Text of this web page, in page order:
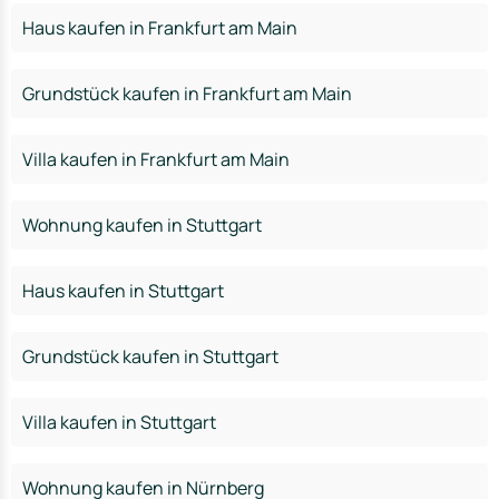
Haus kaufen in Frankfurt am Main
Grundstück kaufen in Frankfurt am Main
Villa kaufen in Frankfurt am Main
Wohnung kaufen in Stuttgart
Haus kaufen in Stuttgart
Grundstück kaufen in Stuttgart
Villa kaufen in Stuttgart
Wohnung kaufen in Nürnberg